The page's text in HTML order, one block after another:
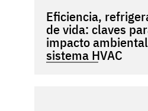
Eficiencia,
de vida: claves
impacto
sistema HVAC